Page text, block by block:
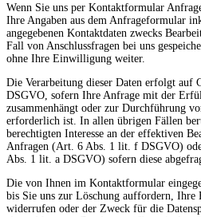
Wenn Sie uns per Kontaktformular
Ihre Angaben aus dem Anfrageformular
angegebenen Kontaktdaten zwecks
Fall von Anschlussfragen bei uns
ohne Ihre Einwilligung weiter.
Die Verarbeitung dieser Daten erfolgt
DSGVO, sofern Ihre Anfrage mit der
zusammenhängt oder zur Durchführung
erforderlich ist. In allen übrigen Fällen
berechtigten Interesse an der effektiven
Anfragen (Art. 6 Abs. 1 lit. f DSGVO)
Abs. 1 lit. a DSGVO) sofern diese
Die von Ihnen im Kontaktformular
bis Sie uns zur Löschung auffordern,
widerrufen oder der Zweck für die